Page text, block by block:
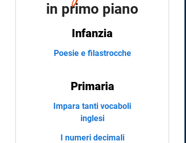
in primo piano
Infanzia
Poesie e filastrocche
Primaria
Impara tanti vocaboli
inglesi
I numeri decimali